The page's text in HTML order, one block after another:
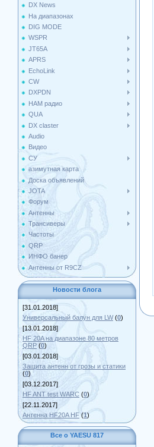
DX News
На диапазонах
DIG MODE
WSPR
JT65A
APRS
EchoLink
CW
DXPDN
HAM радио
QUA
DX claster
Audio
Видео
СУ
азимутная карта
Доска объявлений
JOTA
Форум
Антенны
Трансиверы
Частоты
QRP
ИНФО банер
Антенны от R9CZ
Новости блога
[31.01.2018]
Универсальный балун для LW (0)
[13.01.2018]
HF 20A на диапазоне 80 метров
QRP (0)
[03.01.2018]
Защита антенн от грозы и статики
(0)
[03.12.2017]
HF ANT test WARC (0)
[22.11.2017]
Антенна HF20A HF (1)
Все о YAESU 817